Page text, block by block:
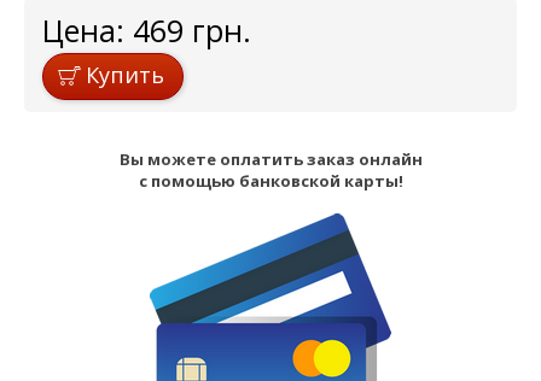
Цена: 469 грн.
Купить
Вы можете оплатить заказ онлайн
с помощью банковской карты!